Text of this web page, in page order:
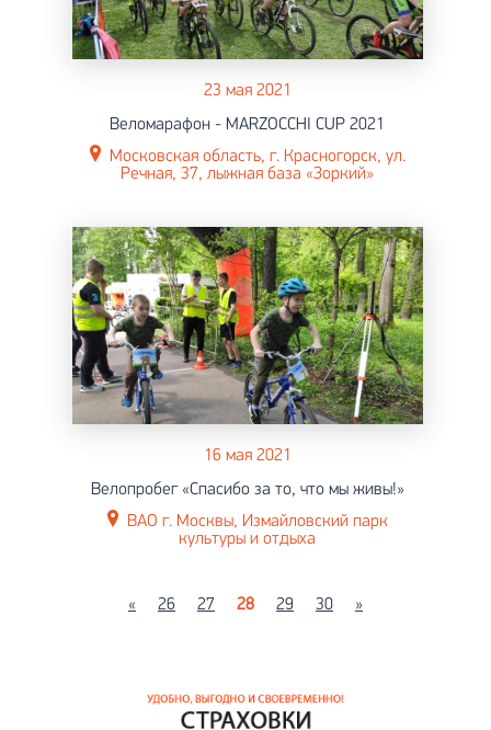
23 мая 2021
Веломарафон - MARZOCCHI CUP 2021
Московская область, г. Красногорск, ул.
Речная, 37, лыжная база «Зоркий»
16 мая 2021
Велопробег «Спасибо за то, что мы живы!»
ВАО г. Москвы, Измайловский парк
культуры и отдыха
« 26 27 28 29 30 »